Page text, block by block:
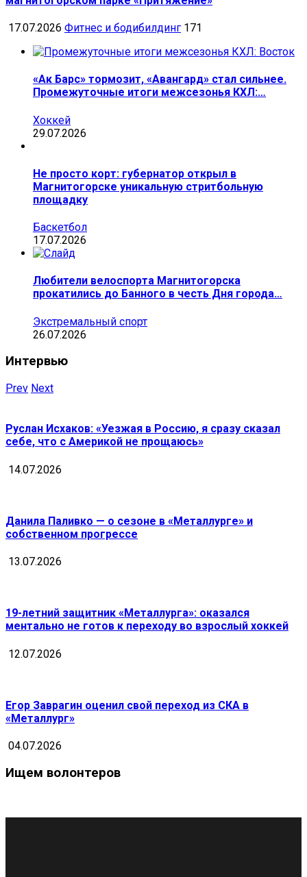
17.07.2026 Фитнес и бодибилдинг 171
«Ак Барс» тормозит, «Авангард» стал сильнее.
Промежуточные итоги межсезонья КХЛ:…
Хоккей
29.07.2026
Не просто корт: губернатор открыл в
Магнитогорске уникальную стритбольную
площадку
Баскетбол
17.07.2026
Любители велоспорта Магнитогорска
прокатились до Банного в честь Дня города…
Экстремальный спорт
26.07.2026
Интервью
Prev Next
Руслан Исхаков: «Уезжая в Россию, я сразу сказал
себе, что с Америкой не прощаюсь»
14.07.2026
Данила Паливко — о сезоне в «Металлурге» и
собственном прогрессе
13.07.2026
19-летний защитник «Металлурга»: оказался
ментально не готов к переходу во взрослый хоккей
12.07.2026
Егор Заврагин оценил свой переход из СКА в
«Металлург»
04.07.2026
Ищем волонтеров